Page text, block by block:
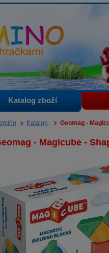
Katalog zboží
Katalog Geomag -
- Magicube -